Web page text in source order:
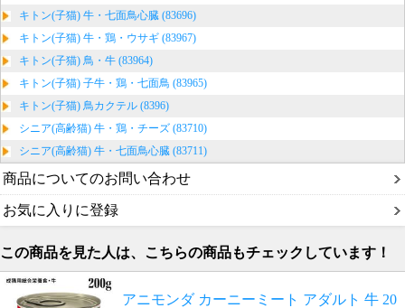
キトン(子猫) 牛・七面鳥心臓 (83696)
キトン(子猫) 牛・鶏・ウサギ (83967)
キトン(子猫) 鳥・牛 (83964)
キトン(子猫) 子牛・鶏・七面鳥 (83965)
キトン(子猫) 鳥カクテル (8396)
シニア(高齢猫) 牛・鶏・チーズ (83710)
シニア(高齢猫) 牛・七面鳥心臓 (83711)
商品についてのお問い合わせ
お気に入りに登録
この商品を見た人は、こちらの商品もチェックしています！
アニモンダ カーニーミート アダルト 牛 20